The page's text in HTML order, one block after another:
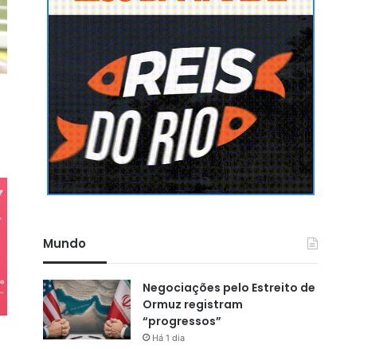
Mundo
Negociações pelo Estreito de
Ormuz registram
“progressos”
Há 1 dia